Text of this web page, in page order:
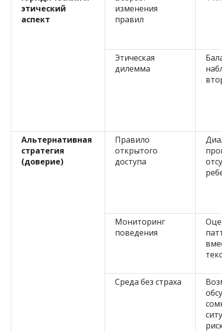
этический
аспект
изменения
правил
Этическая
дилемма
Альтернативная
стратегия
(доверие)
Правило
открытого
доступа
Мониторинг
поведения
Среда без страха